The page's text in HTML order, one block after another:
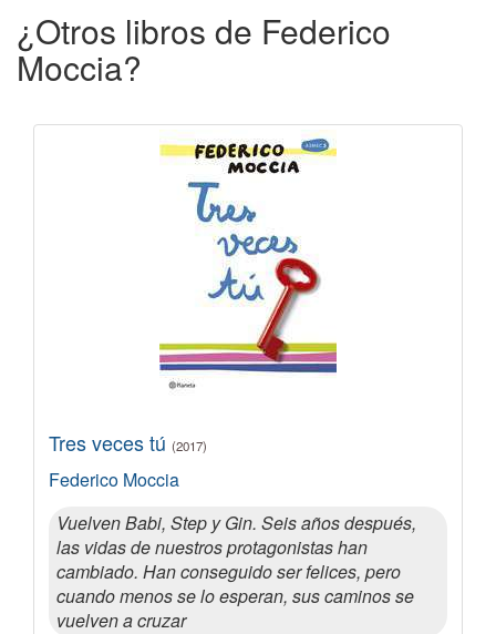
¿Otros libros de Federico
Moccia?
Tres veces tú (2017)
Federico Moccia
Vuelven Babi, Step y Gin. Seis años después,
las vidas de nuestros protagonistas han
cambiado. Han conseguido ser felices, pero
cuando menos se lo esperan, sus caminos se
vuelven a cruzar